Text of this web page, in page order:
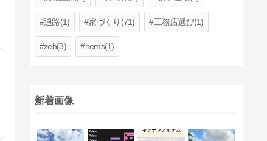
通路(1) 家づくり(71) 工務店選び(1)
zeh(3) hems(1)
新着画像